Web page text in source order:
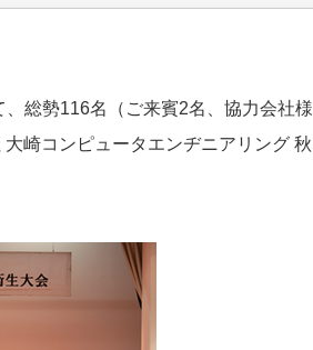
総勢116名（ご来賓2名、協力会社様
崎コンピュータエンヂニアリング 秋